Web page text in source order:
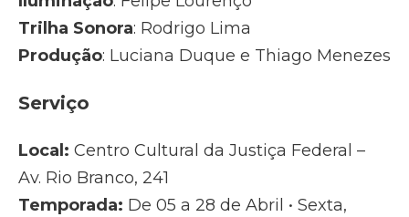
Trilha Sonora: Rodrigo Lima
Produção: Luciana Duque e Thiago Menezes
Serviço
Local: Centro Cultural da Justiça Federal –
Av. Rio Branco, 241
Temporada: De 05 a 28 de Abril • Sexta,